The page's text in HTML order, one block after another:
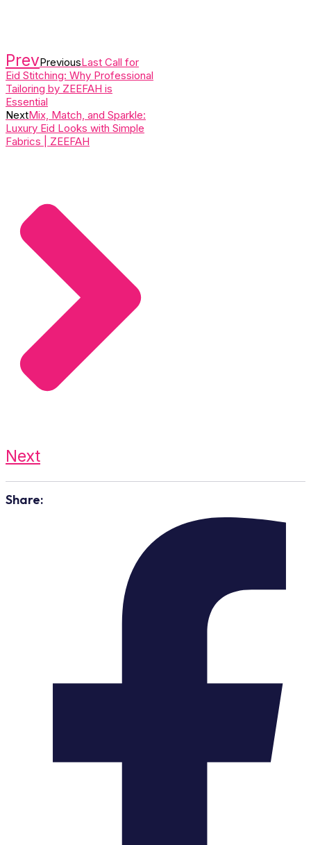
PrevPreviousLast Call for
Eid Stitching: Why Professional
Tailoring by ZEEFAH is
Essential
NextMix, Match, and Sparkle:
Luxury Eid Looks with Simple
Fabrics | ZEEFAH
Next
Share: